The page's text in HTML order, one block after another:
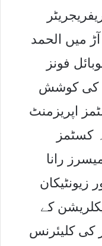
میں الحمد
فونز
کی کوشش
اپریزمنٹ
کسٹمز
رانا
زیونٹیکان
کے
کی کلیئرنس